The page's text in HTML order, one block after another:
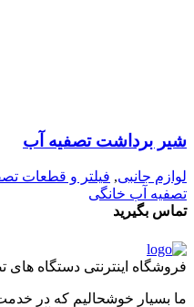
شیر برداشت تصفیه آب
لوازم جانبی, فیلتر و قطعات
تصفیه آب خانگی
تماس بگیرید
فروشگاه اینترنتی دستگاه های
ما بسیار خوشحالیم که در